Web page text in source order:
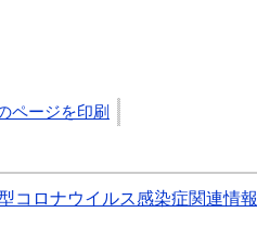
ページを印刷
コロナウイルス感染症関連情報